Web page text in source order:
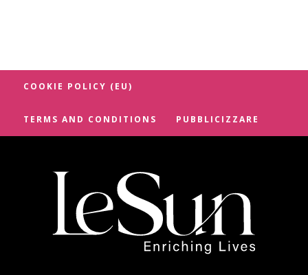
COOKIE POLICY (EU)
TERMS AND CONDITIONS PUBBLICIZZARE